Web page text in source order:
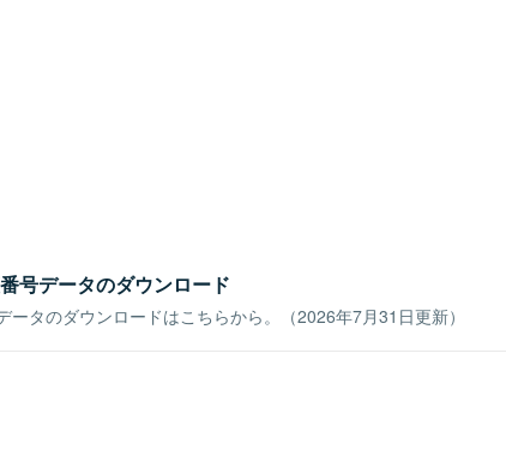
号データのダウンロード
ータのダウンロードはこちらから。（2026年7月31日更新）